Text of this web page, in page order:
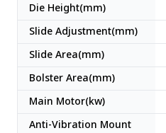
Die Height(mm)
Slide Adjustment(mm)
Slide Area(mm)
Bolster Area(mm)
Main Motor(kw)
Anti-Vibration Mount